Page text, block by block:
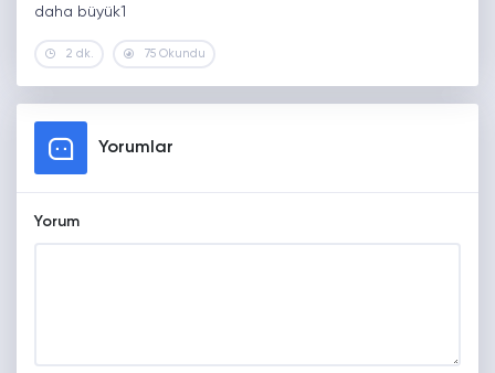
daha büyük1
2 dk. 75 Okundu
Yorumlar
Yorum